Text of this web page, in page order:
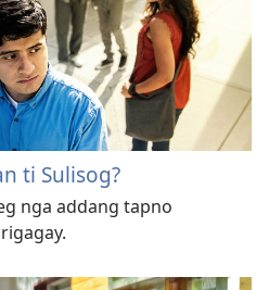
ti Sulisog?
nga addang tapno